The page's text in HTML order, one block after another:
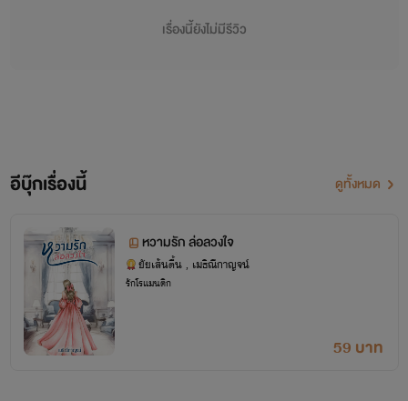
เรื่องนี้ยังไม่มีรีวิว
อีบุ๊กเรื่องนี้ ดูทั้งหมด
หวามรัก ล่อลวงใจ
ยัยเส้นตื้น , เมธิณีกาญจน์
รักโรแมนติก
59 บาท